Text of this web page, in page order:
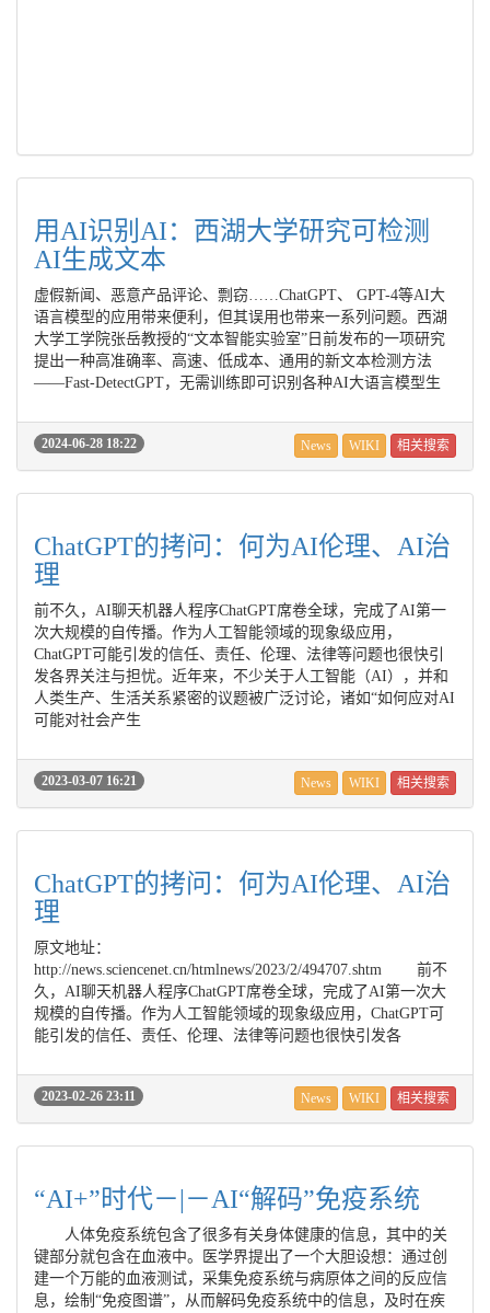
用AI识别AI：西湖大学研究可检测
AI生成文本
虚假新闻、恶意产品评论、剽窃……ChatGPT、 GPT-4等AI大
语言模型的应用带来便利，但其误用也带来一系列问题。西湖
大学工学院张岳教授的“文本智能实验室”日前发布的一项研究
提出一种高准确率、高速、低成本、通用的新文本检测方法
——Fast-DetectGPT，无需训练即可识别各种AI大语言模型生
2024-06-28 18:22 News WIKI 相关搜索
ChatGPT的拷问：何为AI伦理、AI治
理
前不久，AI聊天机器人程序ChatGPT席卷全球，完成了AI第一
次大规模的自传播。作为人工智能领域的现象级应用，
ChatGPT可能引发的信任、责任、伦理、法律等问题也很快引
发各界关注与担忧。近年来，不少关于人工智能（AI），并和
人类生产、生活关系紧密的议题被广泛讨论，诸如“如何应对AI
可能对社会产生
2023-03-07 16:21 News WIKI 相关搜索
ChatGPT的拷问：何为AI伦理、AI治
理
原文地址：
http://news.sciencenet.cn/htmlnews/2023/2/494707.shtm 前不
久，AI聊天机器人程序ChatGPT席卷全球，完成了AI第一次大
规模的自传播。作为人工智能领域的现象级应用，ChatGPT可
能引发的信任、责任、伦理、法律等问题也很快引发各
2023-02-26 23:11 News WIKI 相关搜索
“AI+”时代－|－AI“解码”免疫系统
人体免疫系统包含了很多有关身体健康的信息，其中的关
键部分就包含在血液中。医学界提出了一个大胆设想：通过创
建一个万能的血液测试，采集免疫系统与病原体之间的反应信
息，绘制“免疫图谱”，从而解码免疫系统中的信息，及时在疾